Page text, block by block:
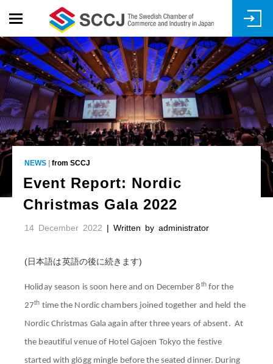
content
NEWS from SCCJ
Event Report: Nordic
Christmas Gala 2022
14 December 2022 | Written by administrator
(日本語は英語の後に続きます)
Holiday season is soon here and on December 8thfor the
27th time the Nordic chambers joined together and held the
Nordic Christmas Gala again after three years of absent. At
the beautiful venue of Hotel Gajoen Tokyo the festive
started with glögg mingle before the seated dinner. During